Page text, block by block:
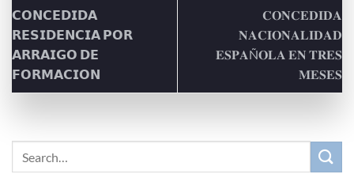
𝗖𝗢𝗡𝗖𝗘𝗗𝗜𝗗𝗔
𝗥𝗘𝗦𝗜𝗗𝗘𝗡𝗖𝗜𝗔 𝗣𝗢𝗥
𝗔𝗥𝗥𝗔𝗜𝗚𝗢 𝗗𝗘
𝗙𝗢𝗥𝗠𝗔𝗖𝗜𝗢𝗡
𝐂𝐎𝐍𝐂𝐄𝐃𝐈𝐃𝐀
𝐍𝐀𝐂𝐈𝐎𝐍𝐀𝐋𝐈𝐃𝐀𝐃
𝐄𝐒𝐏𝐀Ñ𝐎𝐋𝐀 𝐄𝐍 𝐓𝐑𝐄𝐒
𝐌𝐄𝐒𝐄𝐒